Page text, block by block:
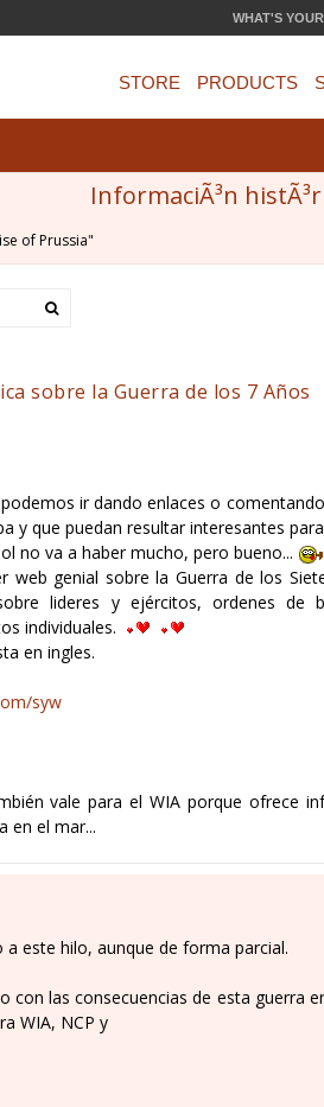
WHAT'S
STORE PRODUCTS
InformaciÃ³n
of Prussia"
sobre la Guerra de los 7 Años
ir dando enlaces o
y que puedan resultar interesantes
no va a haber mucho, pero bueno...
web genial sobre la Guerra de los
lideres y ejércitos, ordenes de
individuales.
en ingles.
syw
vale para el WIA porque ofrece
en el mar...
este hilo, aunque de forma parcial.
con las consecuencias de esta guerra
WIA, NCP y